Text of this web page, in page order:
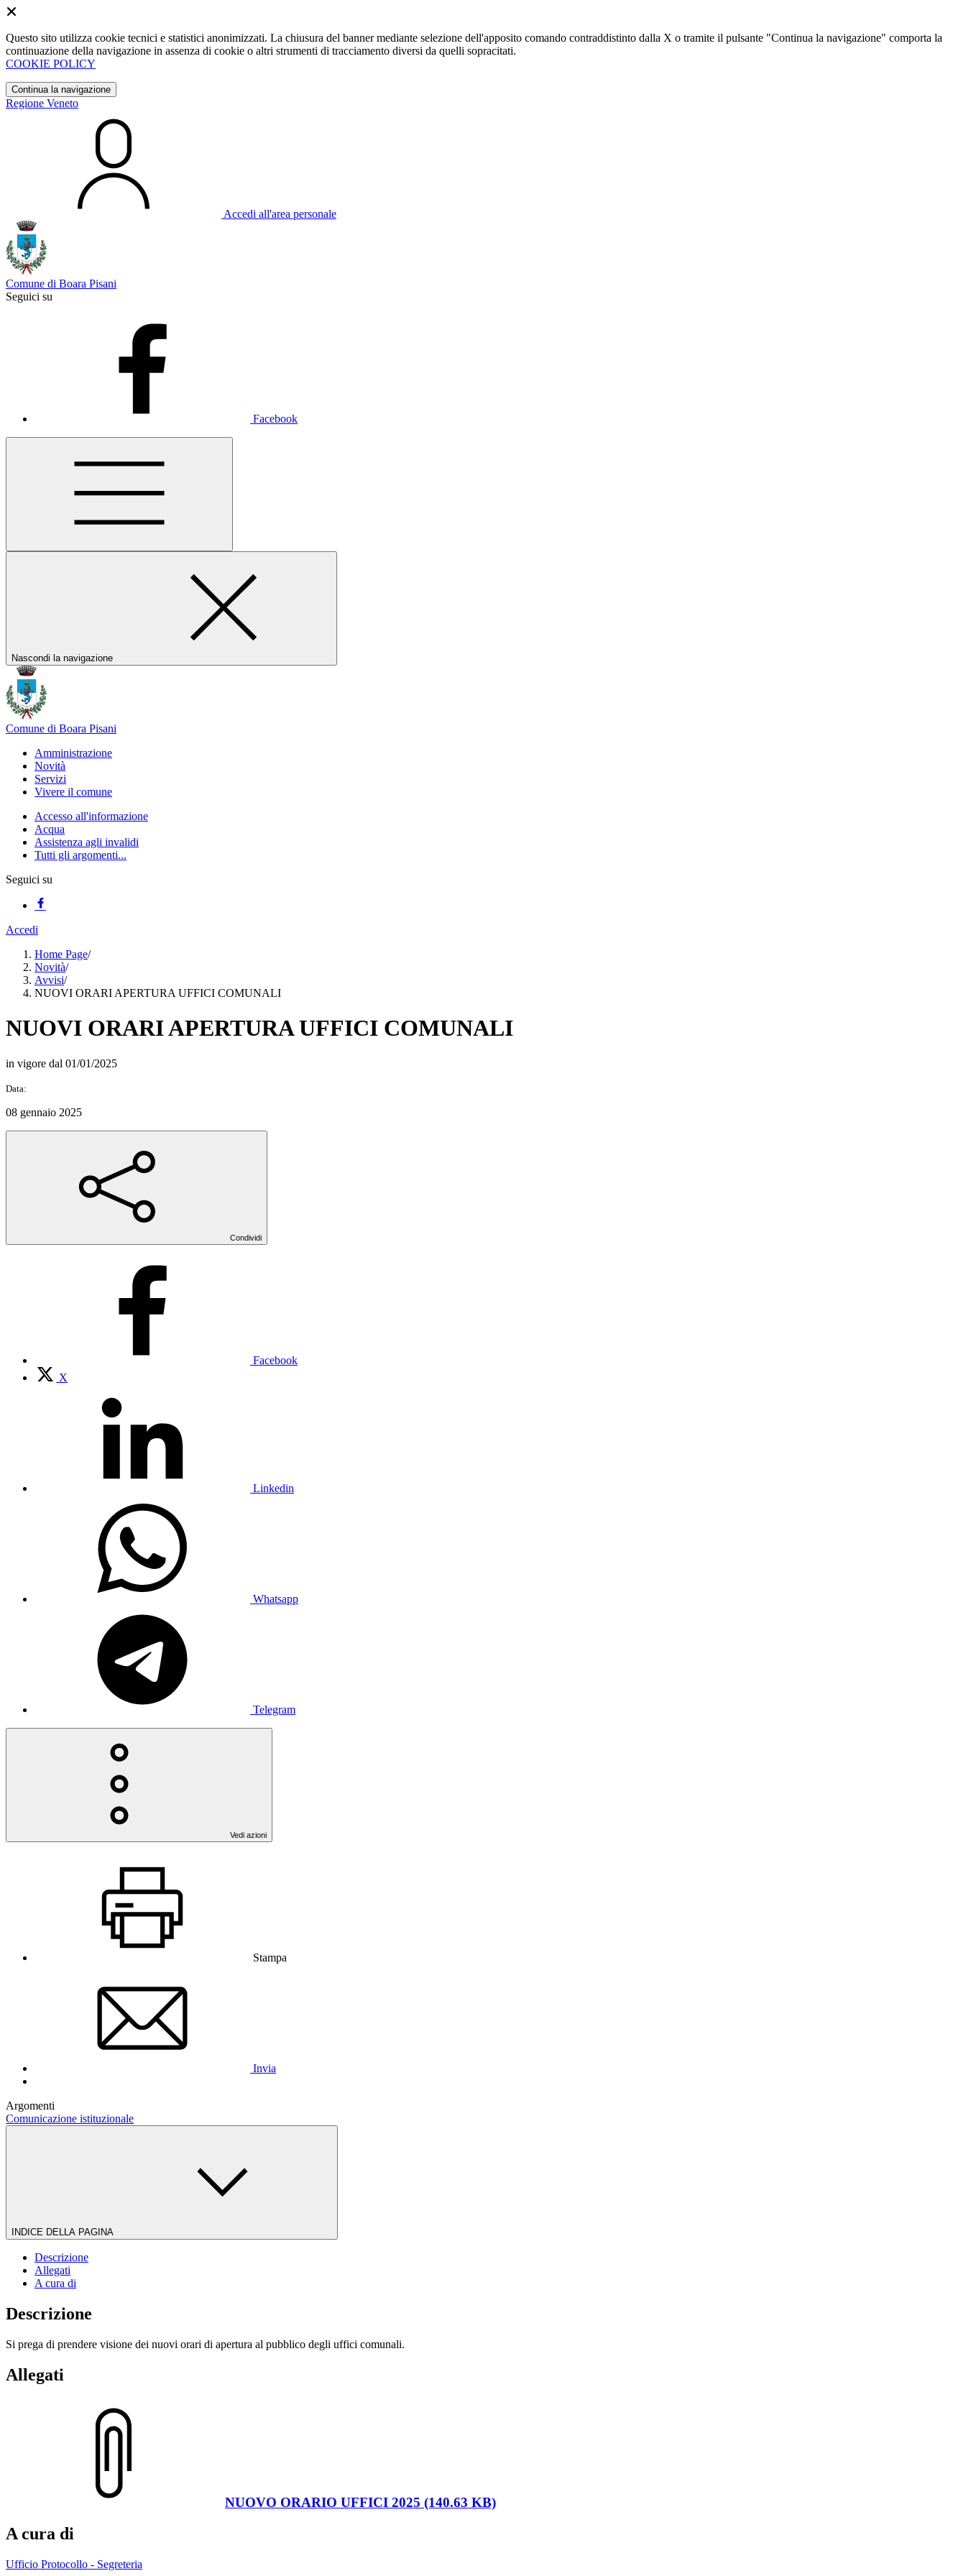
Questo sito utilizza cookie tecnici e statistici anonimizzati. La chiusura del banner mediante selezione dell'apposito comando contraddistinto dalla X o tramite il pulsante "Continua la navigazione" comporta la
continuazione della navigazione in assenza di cookie o altri strumenti di tracciamento diversi da quelli sopracitati.
COOKIE POLICY
Continua la navigazione
Regione Veneto
Accedi all'area personale
Comune di Boara Pisani
Seguici su
Facebook
Nascondi la navigazione
Comune di Boara Pisani
Amministrazione
Novità
Servizi
Vivere il comune
Accesso all'informazione
Acqua
Assistenza agli invalidi
Tutti gli argomenti...
Seguici su
Accedi
Home Page/
Novità/
Avvisi/
NUOVI ORARI APERTURA UFFICI COMUNALI
NUOVI ORARI APERTURA UFFICI COMUNALI
in vigore dal 01/01/2025
Data:
08 gennaio 2025
Condividi
Facebook
X
Linkedin
Whatsapp
Telegram
Vedi azioni
Stampa
Invia
Argomenti
Comunicazione istituzionale
INDICE DELLA PAGINA
Descrizione
Allegati
A cura di
Descrizione
Si prega di prendere visione dei nuovi orari di apertura al pubblico degli uffici comunali.
Allegati
NUOVO ORARIO UFFICI 2025 (140.63 KB)
A cura di
Ufficio Protocollo - Segreteria